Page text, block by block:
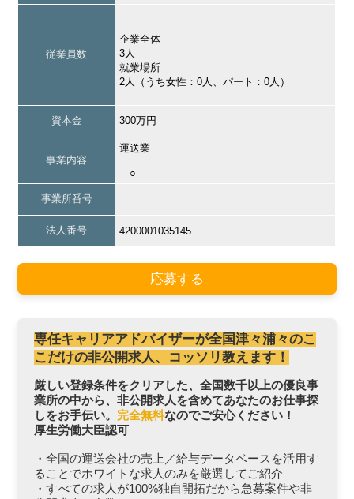
従業員数
企業全体
3人
就業場所
2人（うち女性：0人、パート：0人）
資本金 300万円
事業内容
運送業
○
事業所番号
法人番号 4200001035145
応募する
専任キャリアアドバイザーが全国津々浦々のこ
こだけの非公開求人、コッソリ教えます！
厳しい登録条件をクリアした、全国数千以上の優良事
業所の中から、非公開求人を含めてあなたのお仕事探
しをお手伝い。 完全無料なのでご安心ください！
厚生労働大臣認可
・全国の運送会社の売上／給与データベースを活用す
ることでホワイトな求人のみを厳選してご紹介
・すべての求人が100%独自開拓だから急募案件や非